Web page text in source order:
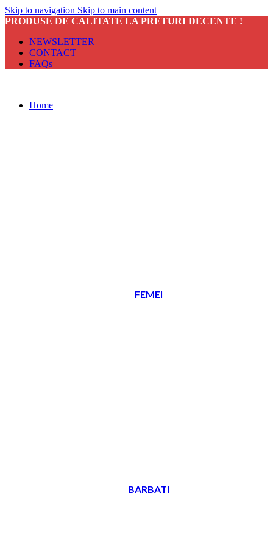
Skip to navigation Skip to main content
PRODUSE DE CALITATE LA PRETURI DECENTE !
NEWSLETTER
CONTACT
FAQs
Home
FEMEI
BARBATI